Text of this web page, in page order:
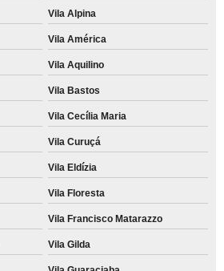
Vila Alpina
Vila América
Vila Aquilino
Vila Bastos
Vila Cecília Maria
Vila Curuçá
Vila Eldízia
Vila Floresta
Vila Francisco Matarazzo
Vila Gilda